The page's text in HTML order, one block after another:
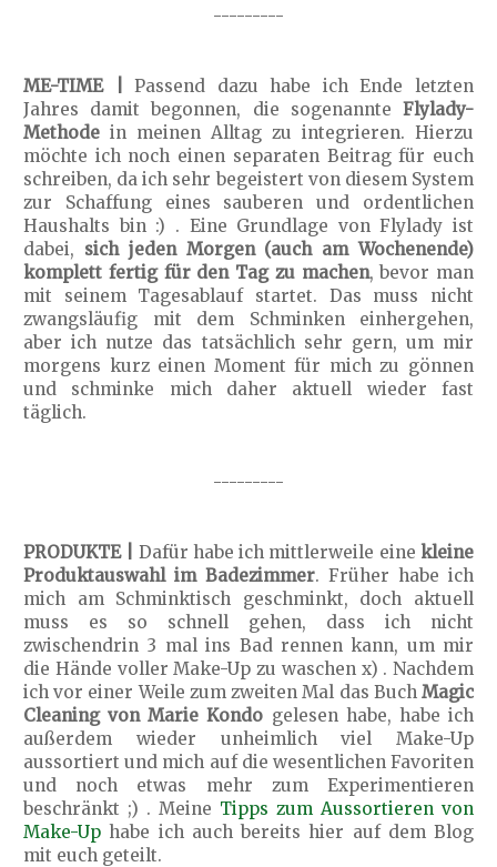
---------
ME-TIME |Passend dazu habe ich Ende letzten
Jahres damit begonnen, die sogenannte Flylady-
Methode in meinen Alltag zu integrieren. Hierzu
möchte ich noch einen separaten Beitrag für euch
schreiben, da ich sehr begeistert von diesem System
zur Schaffung eines sauberen und ordentlichen
Haushalts bin :) . Eine Grundlage von Flylady ist
dabei, sich jeden Morgen (auch am Wochenende)
komplett fertig für den Tag zu machen, bevor man
mit seinem Tagesablauf startet. Das muss nicht
zwangsläufig mit dem Schminken einhergehen,
aber ich nutze das tatsächlich sehr gern, um mir
morgens kurz einen Moment für mich zu gönnen
und schminke mich daher aktuell wieder fast
täglich.
---------
PRODUKTE | Dafür habe ich mittlerweile eine kleine
Produktauswahl im Badezimmer. Früher habe ich
mich am Schminktisch geschminkt, doch aktuell
muss es so schnell gehen, dass ich nicht
zwischendrin 3 mal ins Bad rennen kann, um mir
die Hände voller Make-Up zu waschen x) . Nachdem
ich vor einer Weile zum zweiten Mal das Buch Magic
Cleaning von Marie Kondo gelesen habe, habe ich
außerdem wieder unheimlich viel Make-Up
aussortiert und mich auf die wesentlichen Favoriten
und noch etwas mehr zum Experimentieren
beschränkt ;) . Meine Tipps zum Aussortieren von
Make-Up habe ich auch bereits hier auf dem Blog
mit euch geteilt.